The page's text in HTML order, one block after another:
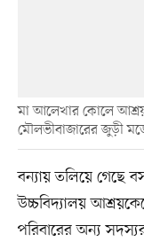
মা আলেখার কোলে
মৌলভীবাজারের জুড়ী
বন্যায় তলিয়ে গেছে
উচ্চবিদ্যালয়
পরিবারের অন্য